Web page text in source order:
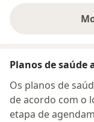
Planos de saúde
Os planos de
de acordo com o
etapa de